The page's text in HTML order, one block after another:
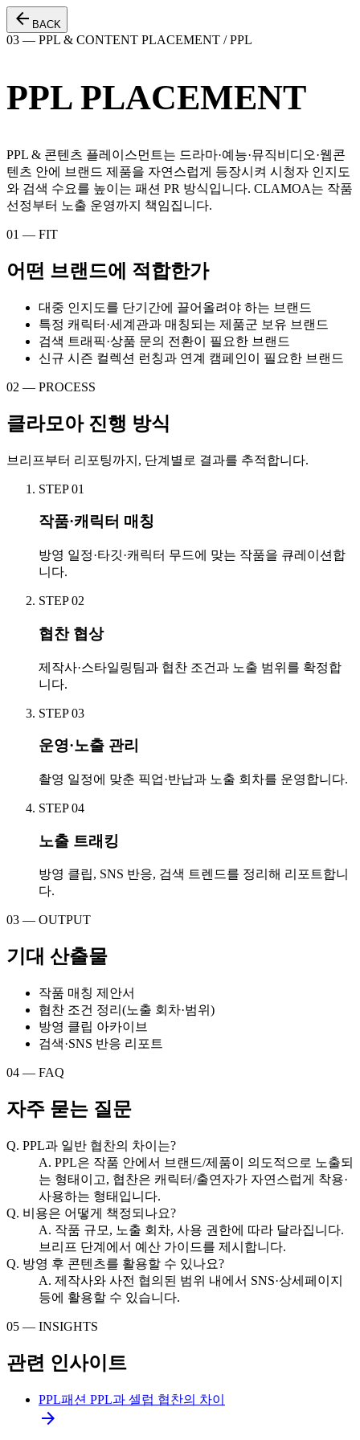
arrow_back BACK
03 — PPL & CONTENT PLACEMENT / PPL
PPL PLACEMENT
PPL & 콘텐츠 플레이스먼트는 드라마·예능·뮤직비디오·웹콘
텐츠 안에 브랜드 제품을 자연스럽게 등장시켜 시청자 인지도
와 검색 수요를 높이는 패션 PR 방식입니다. CLAMOA는 작품
선정부터 노출 운영까지 책임집니다.
01 — FIT
어떤 브랜드에 적합한가
대중 인지도를 단기간에 끌어올려야 하는 브랜드
특정 캐릭터·세계관과 매칭되는 제품군 보유 브랜드
검색 트래픽·상품 문의 전환이 필요한 브랜드
신규 시즌 컬렉션 런칭과 연계 캠페인이 필요한 브랜드
02 — PROCESS
클라모아 진행 방식
브리프부터 리포팅까지, 단계별로 결과를 추적합니다.
STEP01
작품·캐릭터 매칭
방영 일정·타깃·캐릭터 무드에 맞는 작품을 큐레이션합
니다.
STEP02
협찬 협상
제작사·스타일링팀과 협찬 조건과 노출 범위를 확정합
니다.
STEP03
운영·노출 관리
촬영 일정에 맞춘 픽업·반납과 노출 회차를 운영합니다.
STEP04
노출 트래킹
방영 클립, SNS 반응, 검색 트렌드를 정리해 리포트합니
다.
03 — OUTPUT
기대 산출물
작품 매칭 제안서
협찬 조건 정리(노출 회차·범위)
방영 클립 아카이브
검색·SNS 반응 리포트
04 — FAQ
자주 묻는 질문
Q. PPL과 일반 협찬의 차이는?
A. PPL은 작품 안에서 브랜드/제품이 의도적으로 노출되
는 형태이고, 협찬은 캐릭터/출연자가 자연스럽게 착용·
사용하는 형태입니다.
Q. 비용은 어떻게 책정되나요?
A. 작품 규모, 노출 회차, 사용 권한에 따라 달라집니다.
브리프 단계에서 예산 가이드를 제시합니다.
Q. 방영 후 콘텐츠를 활용할 수 있나요?
A. 제작사와 사전 협의된 범위 내에서 SNS·상세페이지
등에 활용할 수 있습니다.
05 — INSIGHTS
관련 인사이트
PPL패션 PPL과 셀럽 협찬의 차이
arrow_forward